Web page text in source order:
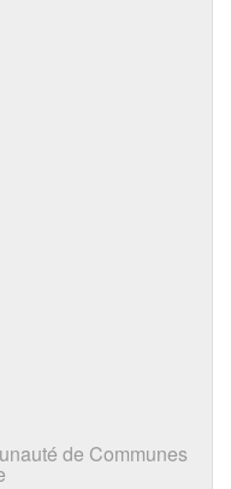
de Communes